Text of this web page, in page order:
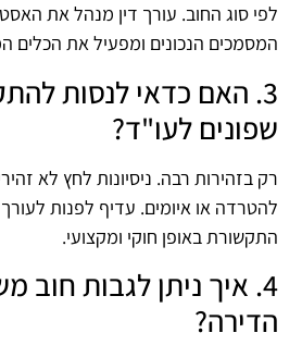
לפי סוג החוב. עורך דין מנהל את
המסמכים הנכונים ומפעיל את הכלים
3. האם כדאי לנסות
שפונים לעו"ד?
רק בזהירות רבה. ניסיונות לחץ לא
להטרדה או איומים. עדיף לפנות
התקשורת באופן חוקי ומקצועי.
4. איך ניתן לגבות
הדירה?